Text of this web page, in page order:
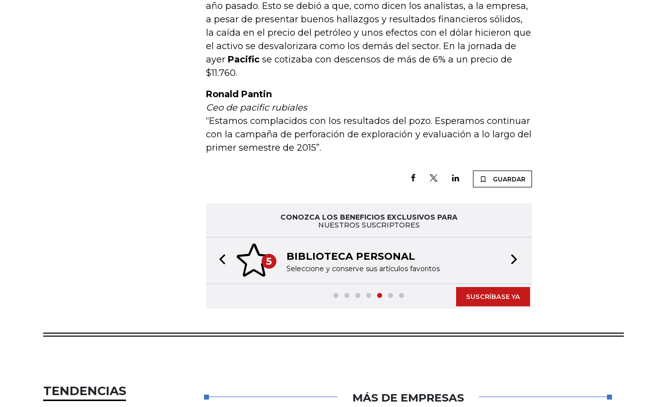
año pasado. Esto se debió a que, como dicen los analistas, a la empresa,
a pesar de presentar buenos hallazgos y resultados financieros sólidos,
la caída en el precio del petróleo y unos efectos con el dólar hicieron que
el activo se desvalorizara como los demás del sector. En la jornada de
ayer Pacific se cotizaba con descensos de más de 6% a un precio de
$11.760.
Ronald Pantin
Ceo de pacific rubiales
“Estamos complacidos con los resultados del pozo. Esperamos continuar
con la campaña de perforación de exploración y evaluación a lo largo del
primer semestre de 2015”.
GUARDAR
CONOZCA LOS BENEFICIOS EXCLUSIVOS PARA
NUESTROS SUSCRIPTORES
5 BIBLIOTECA PERSONAL
Seleccione y conserve sus artículos favoritos
Previous slide
SUSCRÍBASE YA
TENDENCIAS MÁS DE EMPRESAS